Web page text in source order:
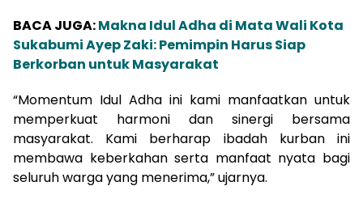
BACA JUGA:Makna Idul Adha di Mata Wali Kota
Sukabumi Ayep Zaki: Pemimpin Harus Siap
Berkorban untuk Masyarakat
“Momentum Idul Adha ini kami manfaatkan untuk
memperkuat harmoni dan sinergi bersama
masyarakat. Kami berharap ibadah kurban ini
membawa keberkahan serta manfaat nyata bagi
seluruh warga yang menerima,” ujarnya.